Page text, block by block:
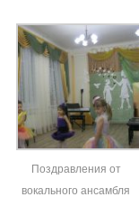
Поздравления от
вокального ансамбля